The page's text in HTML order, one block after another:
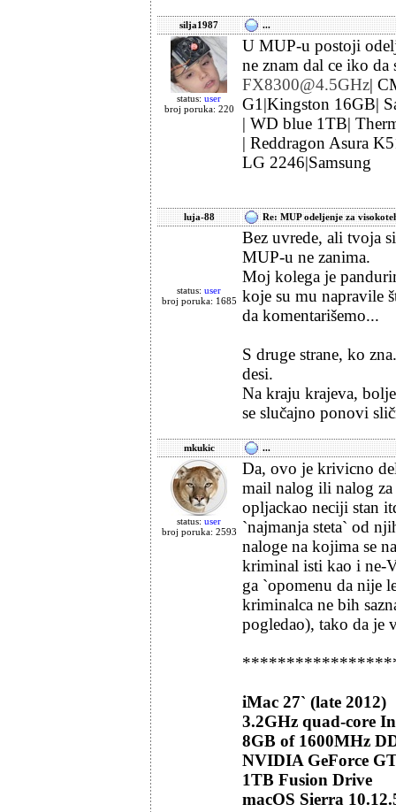
silja1987 ...
status: user
broj poruka: 220
U MUP-u postoji
ne znam dal ce iko
FX8300@4.5GHz|
G1|Kingston 16GB|
| WD blue 1TB|
| Reddragon Asura
LG 2246|Samsung
luja-88 Re: MUP odeljenje za
status: user
broj poruka: 1685
Bez uvrede, ali tvoja
MUP-u ne zanima.
Moj kolega je
koje su mu napravile
da komentarišemo...
S druge strane, ko
desi.
Na kraju krajeva,
se slučajno ponovi
mkukic ...
status: user
broj poruka: 2593
Da, ovo je krivicno
mail nalog ili nalog
opljackao neciji stan
`najmanja steta` od
naloge na kojima se
kriminal isti kao i ne-
ga `opomenu da nije
kriminalca ne bih
pogledao), tako da je
iMac 27` (late 2012)
3.2GHz quad-core
8GB of 1600MHz
NVIDIA GeForce
1TB Fusion Drive
macOS Sierra